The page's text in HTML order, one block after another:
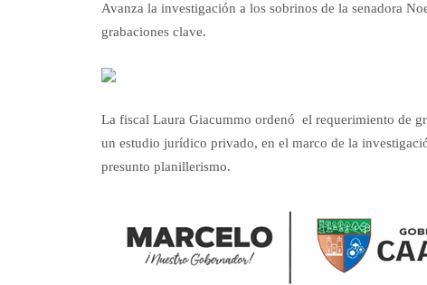
Avanza la investigación a los sobrinos de la senadora
grabaciones clave.
La fiscal Laura Giacummo ordenó el requerimiento de
un estudio jurídico privado, en el marco de la
presunto planillerismo.